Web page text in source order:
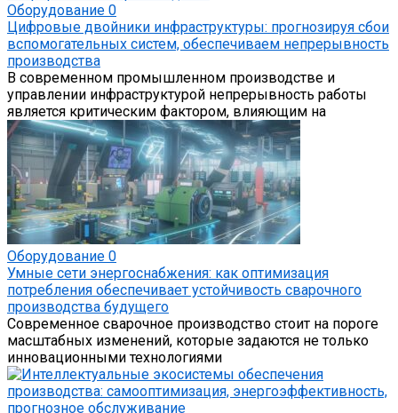
Оборудование 0
Цифровые двойники инфраструктуры: прогнозируя сбои
вспомогательных систем, обеспечиваем непрерывность
производства
В современном промышленном производстве и
управлении инфраструктурой непрерывность работы
является критическим фактором, влияющим на
Оборудование 0
Умные сети энергоснабжения: как оптимизация
потребления обеспечивает устойчивость сварочного
производства будущего
Современное сварочное производство стоит на пороге
масштабных изменений, которые задаются не только
инновационными технологиями